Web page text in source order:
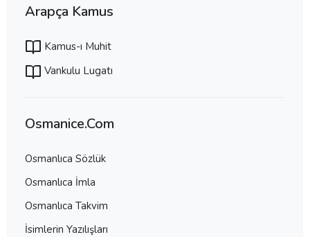
Arapça Kamus
Kamus-ı Muhit
Vankulu Lugatı
Osmanice.Com
Osmanlıca Sözlük
Osmanlıca İmla
Osmanlıca Takvim
İsimlerin Yazılışları